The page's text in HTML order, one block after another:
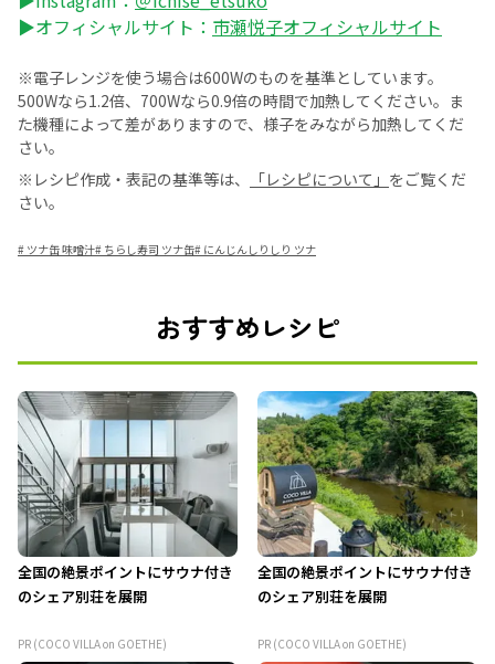
▶オフィシャルサイト： 市瀬悦子オフィシャルサイト
※電子レンジを使う場合は600Wのものを基準としています。
500Wなら1.2倍、700Wなら0.9倍の時間で加熱してください。ま
た機種によって差がありますので、様子をみながら加熱してくだ
さい。
※レシピ作成・表記の基準等は、
「レシピについて」 をご覧くだ
さい。
# ツナ缶 味噌汁# ちらし寿司 ツナ缶# にんじんしりしり ツナ
おすすめレシピ
全国の絶景ポイントにサウナ付き
のシェア別荘を展開
PR (COCO VILLA on GOETHE)
全国の絶景ポイントにサウナ付き
のシェア別荘を展開
PR (COCO VILLA on GOETHE)